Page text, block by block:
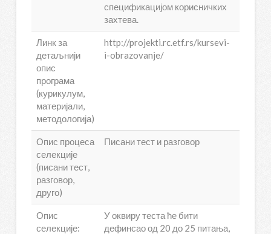
спецификацијом корисничких
захтева.
Линк за
детаљнији
опис
програма
(курикулум,
материјали,
методологија)
http://projekti.rc.etf.rs/kursevi-
i-obrazovanje/
Опис процеса
селекције
(писани тест,
разговор,
друго)
Писани тест и разговор
Опис
селекције:
У оквиру теста ће бити
дефинсао од 20 до 25 питања,